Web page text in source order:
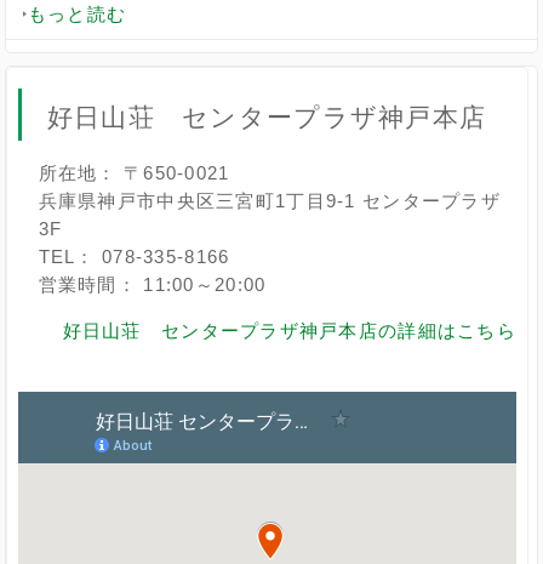
もっと読む
好日山荘 センタープラザ神戸本店
所在地： 〒650-0021
兵庫県神戸市中央区三宮町1丁目9-1 センタープラザ
3F
TEL： 078-335-8166
営業時間： 11:00～20:00
好日山荘 センタープラザ神戸本店の詳細はこちら